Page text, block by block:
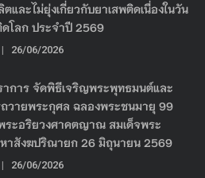
ตและไม่ยุ่งเกี่ยวกับยาเสพติดเนื่องในวัน
โลก ประจำปี 2569
| 26/06/2026
าการ จัดพิธีเจริญพระพุทธมนต์และ
วายพระกุศล ฉลองพระชนมายุ 99
ระอริยวงศาคตญาณ สมเด็จพระ
าสังฆปริณายก 26 มิถุนายน 2569
| 26/06/2026